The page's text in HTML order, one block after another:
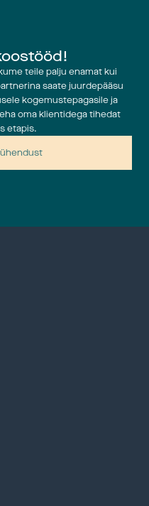
teile palju enamat kui
saate juurdepääsu
kogemustepagasile ja
oma klientidega tihedat
etapis.